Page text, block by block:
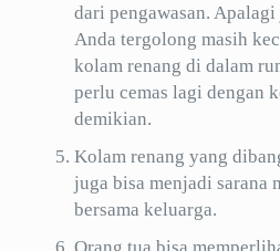
dari pengawasan.
Anda tergolong masih
kolam renang di dalam
perlu cemas lagi dengan
demikian.
Kolam renang yang
juga bisa menjadi
bersama keluarga.